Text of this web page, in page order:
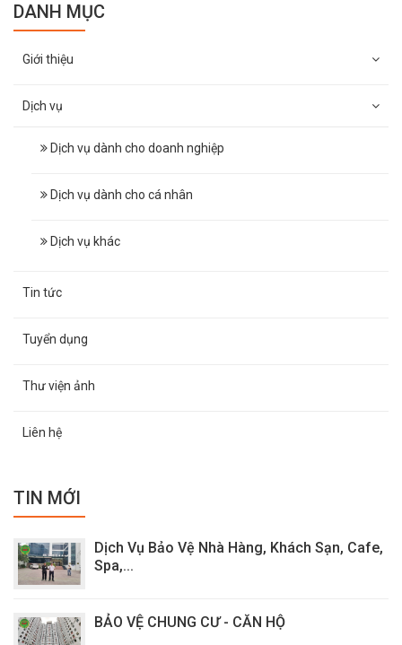
DANH MỤC
Giới thiệu
Dịch vụ
Dịch vụ dành cho doanh nghiệp
Dịch vụ dành cho cá nhân
Dịch vụ khác
Tin tức
Tuyển dụng
Thư viện ảnh
Liên hệ
TIN MỚI
Dịch Vụ Bảo Vệ Nhà Hàng, Khách Sạn, Cafe,
Spa,...
BẢO VỆ CHUNG CƯ - CĂN HỘ